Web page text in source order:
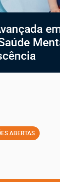
ABERTAS